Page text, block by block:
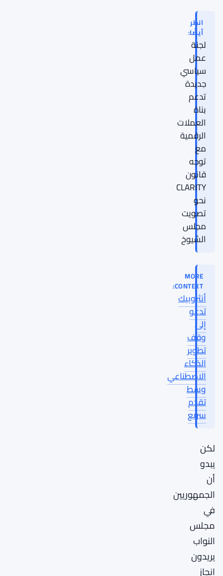
انظر
أيضًا:
لجنة
عمل
سياسي
جديدة
تدعم
بناة
العملات
الرقمية
مع
توجه
قانون
CLARITY
نحو
تصويت
مجلس
الشيوخ
MORE
CONTEXT:
أنثروبيك
تدعو
إلى
وقف
تطوير
الذكاء
الاصطناعي
وسط
تقدم
سريع
لكن
يبدو
أن
الجمهوريين
في
مجلس
النواب
يريدون
إنجاز